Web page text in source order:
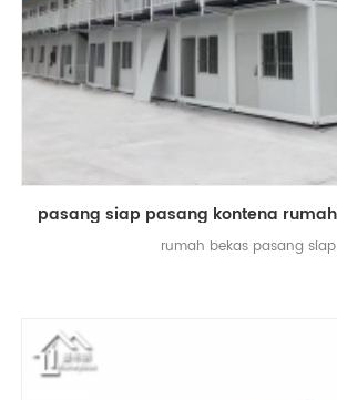
rumah bekas pasang siap